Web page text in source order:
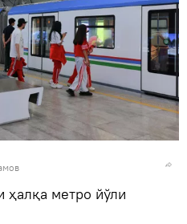
ҳалқа метро йўли